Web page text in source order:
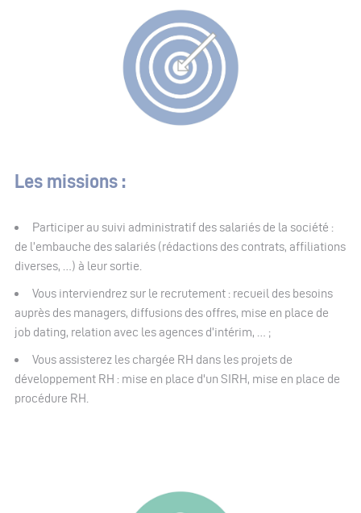
Les missions :
Participer au suivi administratif des salariés de la société :
de l’embauche des salariés (rédactions des contrats, affiliations
diverses, …) à leur sortie.
Vous interviendrez sur le recrutement : recueil des besoins
auprès des managers, diffusions des offres, mise en place de
job dating, relation avec les agences d’intérim, … ;
Vous assisterez les chargée RH dans les projets de
développement RH : mise en place d'un SIRH, mise en place de
procédure RH.